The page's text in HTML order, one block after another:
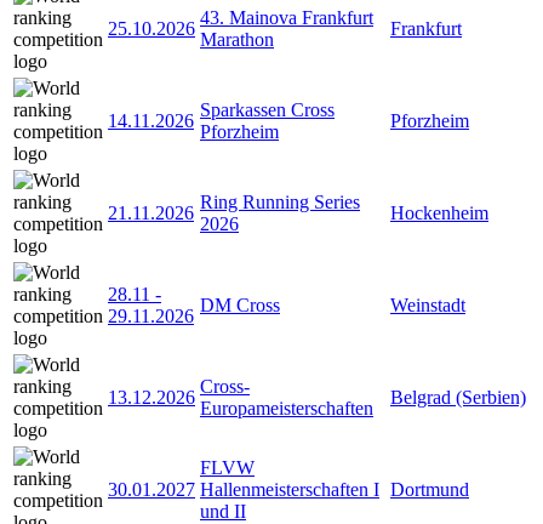
25.10.2026
43. Mainova Frankfurt
Marathon
Frankfurt
14.11.2026
Sparkassen Cross
Pforzheim
Pforzheim
21.11.2026
Ring Running Series
2026
Hockenheim
28.11 -
29.11.2026
DM Cross Weinstadt
13.12.2026
Cross-
Europameisterschaften
Belgrad (Serbien)
30.01.2027
FLVW
Hallenmeisterschaften I
und II
Dortmund